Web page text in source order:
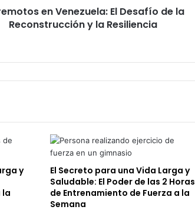
en Venezuela: El Desafío de la
Reconstrucción y la Resiliencia
y
la
El Secreto para una Vida Larga y
Saludable: El Poder de las 2 Horas
de Entrenamiento de Fuerza a la
Semana